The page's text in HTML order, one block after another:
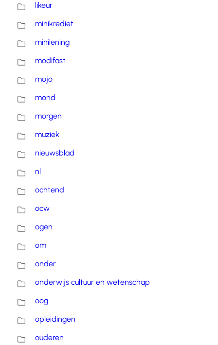
likeur
minikrediet
minilening
modifast
mojo
mond
morgen
muziek
nieuwsblad
nl
ochtend
ocw
ogen
om
onder
onderwijs cultuur en wetenschap
oog
opleidingen
ouderen